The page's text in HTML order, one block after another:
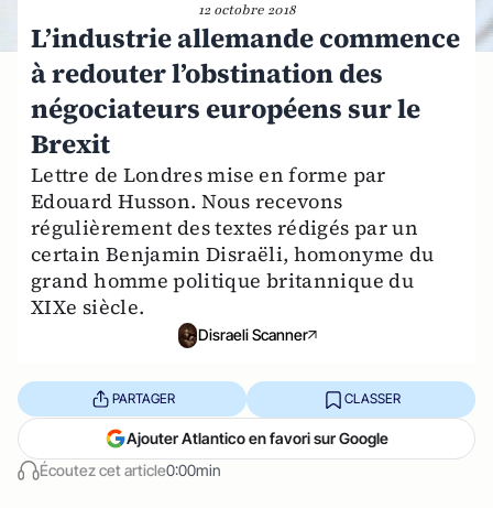
12 octobre 2018
L’industrie allemande commence
à redouter l’obstination des
négociateurs européens sur le
Brexit
Lettre de Londres mise en forme par
Edouard Husson. Nous recevons
régulièrement des textes rédigés par un
certain Benjamin Disraëli, homonyme du
grand homme politique britannique du
XIXe siècle.
Disraeli Scanner
Écoutez cet article0:00min
PARTAGER CLASSER
Ajouter Atlantico en favori sur Google